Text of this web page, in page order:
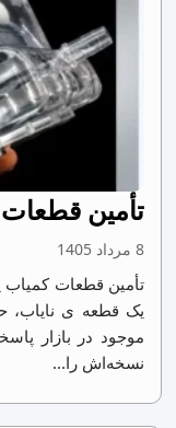
تأمین
8 مرداد 1405
تأمین قطعات
یک قطعه ی نایاب،
موجود در بازار
نسخه‌اش را...